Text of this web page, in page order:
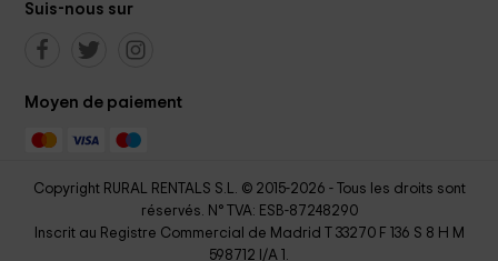
Suis-nous sur
Moyen de paiement
Copyright RURAL RENTALS S.L. © 2015-2026 - Tous les droits sont
réservés. N° TVA: ESB-87248290
Inscrit au Registre Commercial de Madrid T 33270 F 136 S 8 H M
598712 I/A 1.